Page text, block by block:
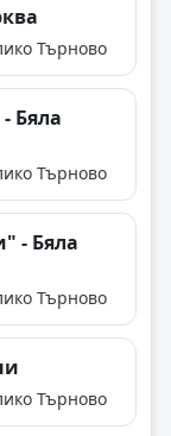
Търново
Бяла
Търново
- Бяла
Търново
Търново